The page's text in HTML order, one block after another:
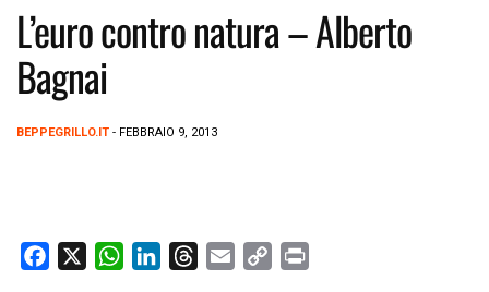
L’euro contro natura – Alberto
Bagnai
BEPPEGRILLO.IT - FEBBRAIO 9, 2013
W